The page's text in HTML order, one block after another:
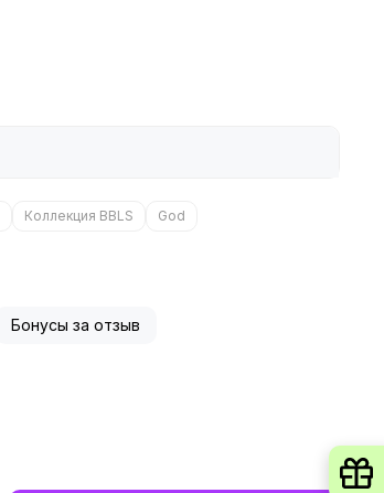
Коллекция BBLS
God
Бонусы за отзыв